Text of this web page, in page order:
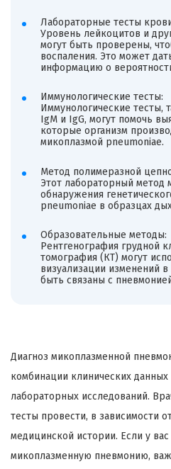
Лабораторные тесты
Уровень лейкоцитов и
могут быть проверены,
воспаления. Это может
информацию о
Иммунологические тесты:
Иммунологические тесты,
IgM и IgG, могут помочь
которые организм
микоплазмой pneumoniae.
Метод полимеразной
Этот лабораторный метод
обнаружения
pneumoniae в образцах
Образовательные методы:
Рентгенография грудной
томография (КТ) могут
визуализации изменений
быть связаны с
Диагноз микоплазменной
комбинации клинических данных
лабораторных исследований.
тесты провести, в зависимости
медицинской истории. Если у
микоплазменную пневмонию,